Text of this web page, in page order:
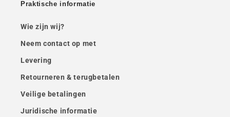
Praktische informatie
Wie zijn wij?
Neem contact op met
Levering
Retourneren & terugbetalen
Veilige betalingen
Juridische informatie